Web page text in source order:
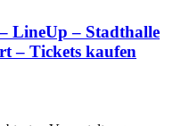
LineUp – Stadthalle
– Tickets kaufen